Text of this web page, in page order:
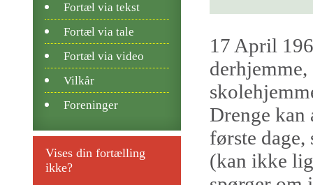
17 April
Drenge kan
første
(kan ikke
Fortæl via tekst
Fortæl via tale
Fortæl via video
Vilkår
Foreninger
Vises din fortælling
ikke?